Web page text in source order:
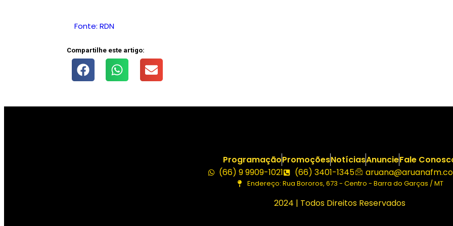
Fonte: RDN
Compartilhe este artigo:
ProgramaçãoPromoçõesNotíciasAnuncieFale
(66) 9 9909-1021
(66) 3401-1345
Endereço: Rua Bororos, 673 - Centro - Barra do Garças / MT
2024 | Todos Direitos Reservados